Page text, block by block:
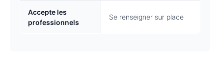
Accepte les
professionnels
Se renseigner sur place